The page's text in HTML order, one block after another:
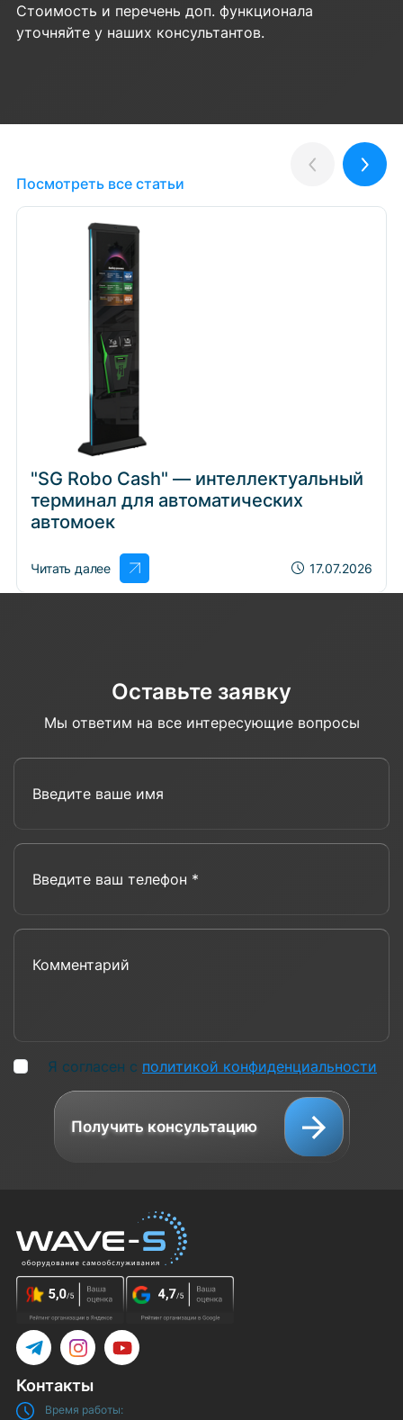
Стоимость и перечень доп. функционала
уточняйте у наших консультантов.
Посмотреть все статьи
Назад
"SG Robo Cash" — интеллектуальный
терминал для автоматических
автомоек
Читать далее 17.07.2026
Оставьте заявку
Мы ответим на все интересующие вопросы
Я согласен с политикой конфиденциальности
Получить консультацию
TelegramInstagramYouTube
Контакты
Время работы: